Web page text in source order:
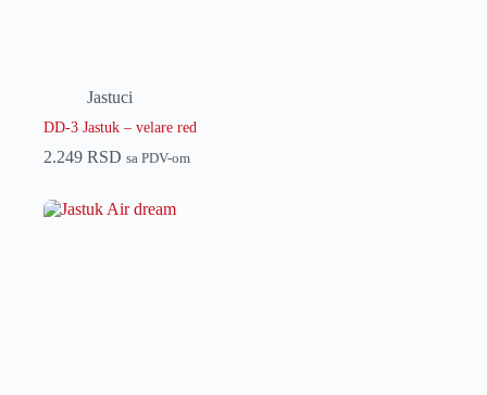
Jastuci
DD-3 Jastuk – velare red
2.249 RSD sa PDV-om